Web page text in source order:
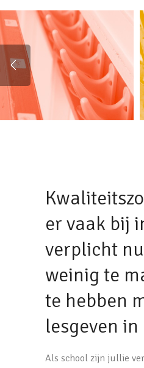
er vaak bij
verplicht
weinig te
te hebben
lesgeven in
Als school zijn jullie